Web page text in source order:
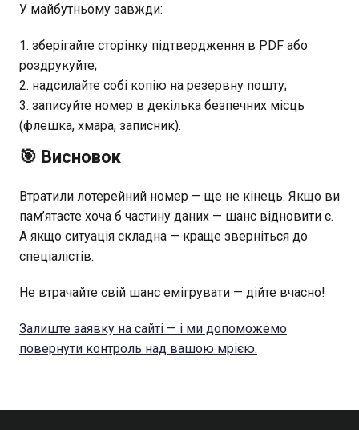
У майбутньому завжди:
зберігайте сторінку підтвердження в PDF або
роздрукуйте;
надсилайте собі копію на резервну пошту;
записуйте номер в декілька безпечних місць
(флешка, хмара, записник).
🎯 Висновок
Втратили лотерейний номер — ще не кінець. Якщо ви
пам’ятаєте хоча б частину даних — шанс відновити є.
А якщо ситуація складна — краще зверніться до
спеціалістів.
Не втрачайте свій шанс емігрувати — дійте вчасно!
Залиште заявку на сайті — і ми допоможемо
повернути контроль над вашою мрією.